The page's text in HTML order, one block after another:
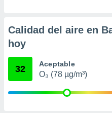
Calidad del aire en
hoy
32 Aceptable
O₃ (78 µg/m³)